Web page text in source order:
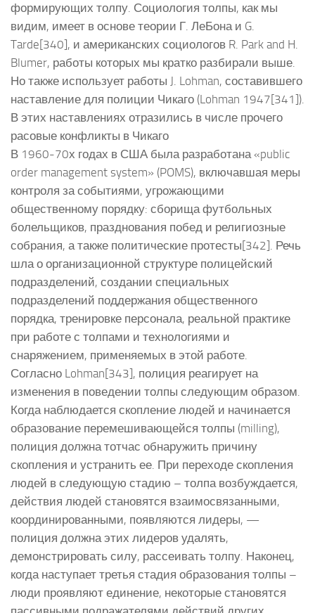
формирующих толпу. Социология толпы, как мы
видим, имеет в основе теории Г. ЛеБона и G.
Tarde[340], и американских социологов R. Park and H.
Blumer, работы которых мы кратко разбирали выше.
Но также использует работы J. Lohman, составившего
наставление для полиции Чикаго (Lohman 1947[341]).
В этих наставлениях отразились в числе прочего
расовые конфликты в Чикаго
В 1960-70х годах в США была разработана «public
order management system» (POMS), включавшая меры
контроля за событиями, угрожающими
общественному порядку: сборища футбольных
болельщиков, празднования побед и религиозные
собрания, а также политические протесты[342]. Речь
шла о организационной структуре полицейский
подразделений, создании специальных
подразделений поддержания общественного
порядка, тренировке персонала, реальной практике
при работе с толпами и технологиями и
снаряжением, применяемых в этой работе.
Согласно Lohman[343], полиция реагирует на
изменения в поведении толпы следующим образом.
Когда наблюдается скопление людей и начинается
образование перемешивающейся толпы (milling),
полиция должна тотчас обнаружить причину
скопления и устранить ее. При переходе скопления
людей в следующую стадию – толпа возбуждается,
действия людей становятся взаимосвязанными,
координированными, появляются лидеры, —
полиция должна этих лидеров удалять,
демонстрировать силу, рассеивать толпу. Наконец,
когда наступает третья стадия образования толпы –
люди проявляют единение, некоторые становятся